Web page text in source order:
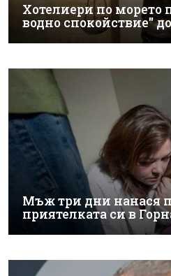
Хотелиери по морето
водно спокойствие"
Мъж три дни нанася
приятелката си в